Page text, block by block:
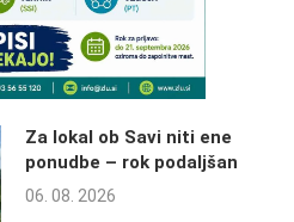
Za lokal ob Savi niti ene
ponudbe – rok podaljšan
06. 08. 2026